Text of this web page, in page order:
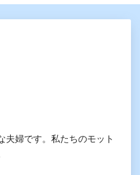
夫婦です。私たちのモット